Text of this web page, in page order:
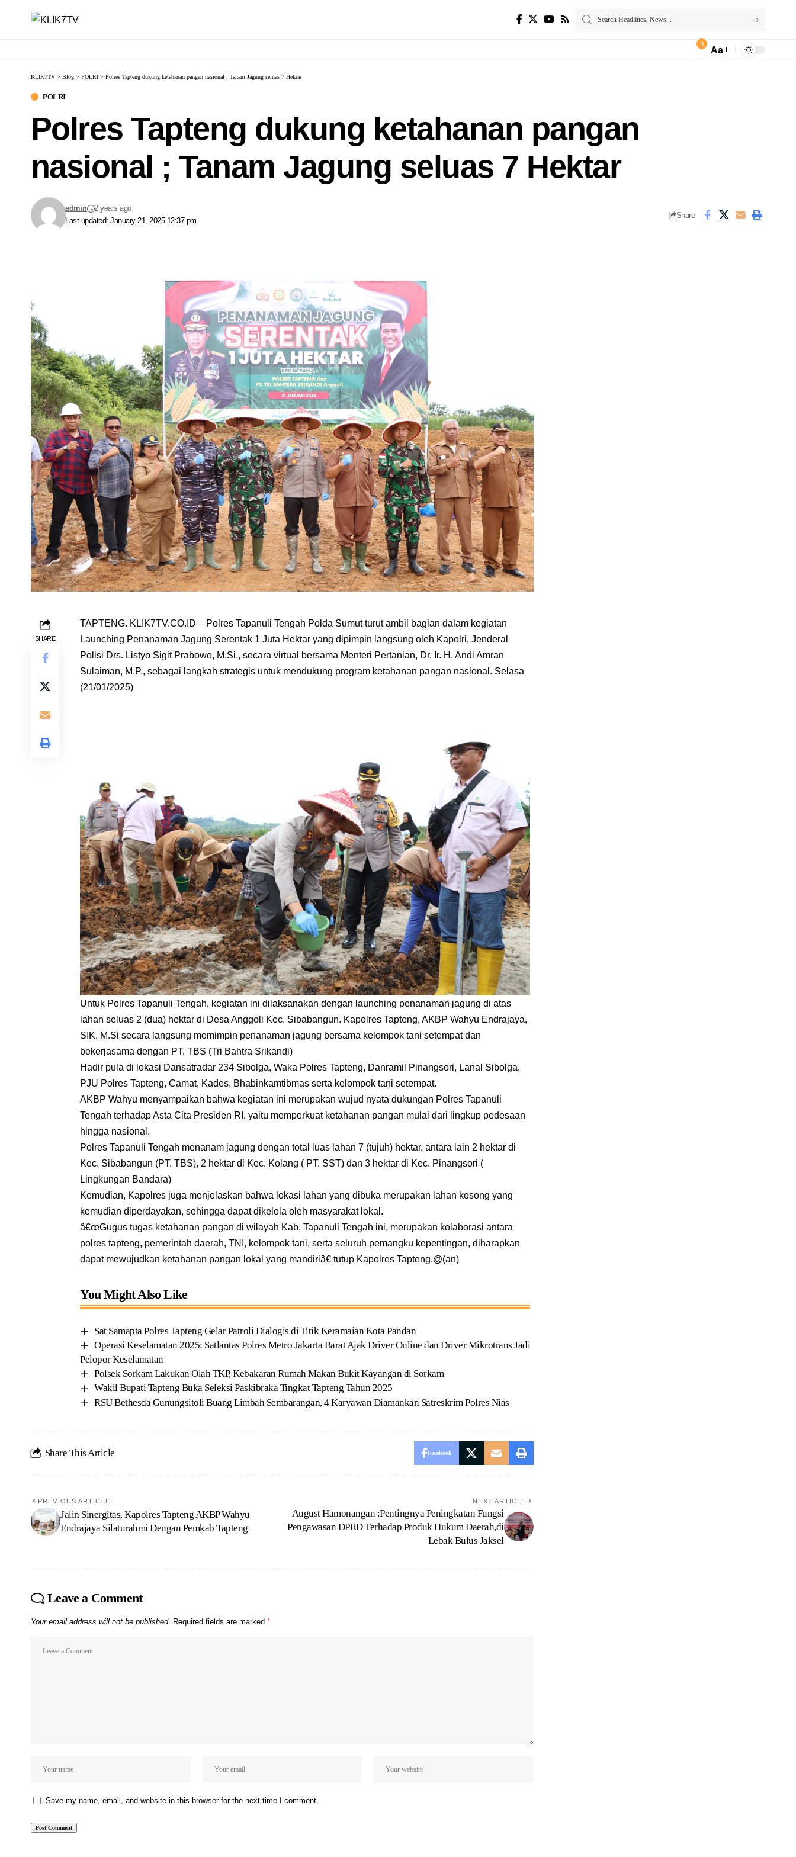
9
Aa
KLIK7TV > Blog > POLRI > Polres Tapteng dukung ketahanan pangan nasional ; Tanam Jagung seluas 7 Hektar
POLRI
Polres Tapteng dukung ketahanan pangan
nasional ; Tanam Jagung seluas 7 Hektar
Last updated: January 21, 2025 12:37 pm
admin 2 years ago
Share
SHARE
TAPTENG. KLIK7TV.CO.ID – Polres Tapanuli Tengah Polda Sumut turut ambil bagian dalam kegiatan
Launching Penanaman Jagung Serentak 1 Juta Hektar yang dipimpin langsung oleh Kapolri, Jenderal
Polisi Drs. Listyo Sigit Prabowo, M.Si., secara virtual bersama Menteri Pertanian, Dr. Ir. H. Andi Amran
Sulaiman, M.P., sebagai langkah strategis untuk mendukung program ketahanan pangan nasional. Selasa
(21/01/2025)
Untuk Polres Tapanuli Tengah, kegiatan ini dilaksanakan dengan launching penanaman jagung di atas
lahan seluas 2 (dua) hektar di Desa Anggoli Kec. Sibabangun. Kapolres Tapteng, AKBP Wahyu Endrajaya,
SIK, M.Si secara langsung memimpin penanaman jagung bersama kelompok tani setempat dan
bekerjasama dengan PT. TBS (Tri Bahtra Srikandi)
Hadir pula di lokasi Dansatradar 234 Sibolga, Waka Polres Tapteng, Danramil Pinangsori, Lanal Sibolga,
PJU Polres Tapteng, Camat, Kades, Bhabinkamtibmas serta kelompok tani setempat.
AKBP Wahyu menyampaikan bahwa kegiatan ini merupakan wujud nyata dukungan Polres Tapanuli
Tengah terhadap Asta Cita Presiden RI, yaitu memperkuat ketahanan pangan mulai dari lingkup pedesaan
hingga nasional.
Polres Tapanuli Tengah menanam jagung dengan total luas lahan 7 (tujuh) hektar, antara lain 2 hektar di
Kec. Sibabangun (PT. TBS), 2 hektar di Kec. Kolang ( PT. SST) dan 3 hektar di Kec. Pinangsori (
Lingkungan Bandara)
Kemudian, Kapolres juga menjelaskan bahwa lokasi lahan yang dibuka merupakan lahan kosong yang
kemudian diperdayakan, sehingga dapat dikelola oleh masyarakat lokal.
â€œGugus tugas ketahanan pangan di wilayah Kab. Tapanuli Tengah ini, merupakan kolaborasi antara
polres tapteng, pemerintah daerah, TNI, kelompok tani, serta seluruh pemangku kepentingan, diharapkan
dapat mewujudkan ketahanan pangan lokal yang mandiriâ€ tutup Kapolres Tapteng.@(an)
You Might Also Like
Sat Samapta Polres Tapteng Gelar Patroli Dialogis di Titik Keramaian Kota Pandan
Operasi Keselamatan 2025: Satlantas Polres Metro Jakarta Barat Ajak Driver Online dan Driver Mikrotrans Jadi
Pelopor Keselamatan
Polsek Sorkam Lakukan Olah TKP, Kebakaran Rumah Makan Bukit Kayangan di Sorkam
Wakil Bupati Tapteng Buka Seleksi Paskibraka Tingkat Tapteng Tahun 2025
RSU Bethesda Gunungsitoli Buang Limbah Sembarangan, 4 Karyawan Diamankan Satreskrim Polres Nias
Share This Article Facebook
PREVIOUS ARTICLE
Jalin Sinergitas, Kapolres Tapteng AKBP Wahyu
Endrajaya Silaturahmi Dengan Pemkab Tapteng
NEXT ARTICLE
August Hamonangan :Pentingnya Peningkatan Fungsi
Pengawasan DPRD Terhadap Produk Hukum Daerah,di
Lebak Bulus Jaksel
Leave a Comment
Your email address will not be published. Required fields are marked *
Save my name, email, and website in this browser for the next time I comment.